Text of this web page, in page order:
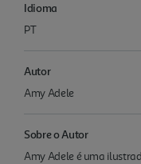
Idioma
PT
Autor
Amy Adele
Sobre o Autor
Amy Adele é uma